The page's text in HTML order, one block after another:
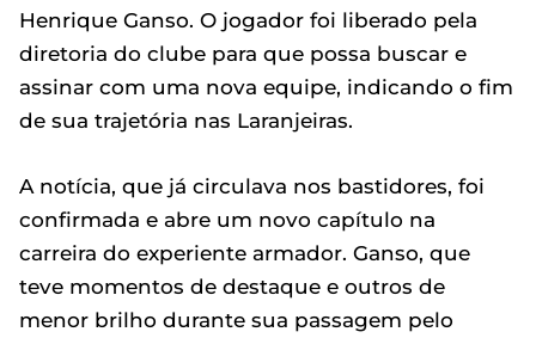
Henrique Ganso. O jogador foi liberado pela
diretoria do clube para que possa buscar e
assinar com uma nova equipe, indicando o fim
de sua trajetória nas Laranjeiras.
A notícia, que já circulava nos bastidores, foi
confirmada e abre um novo capítulo na
carreira do experiente armador. Ganso, que
teve momentos de destaque e outros de
menor brilho durante sua passagem pelo